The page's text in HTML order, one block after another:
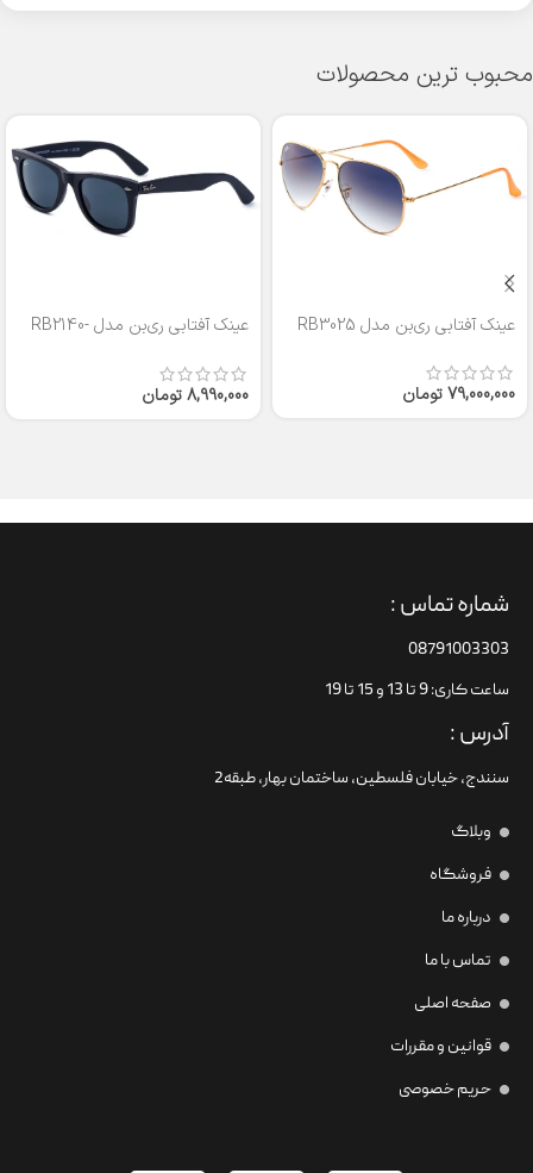
محبوب ترین محصولات
عینک آفتابی ری‌بن مدل RB3025
79,000,000تومان
عینک آفتابی ری‌بن مدل RB2140-
8,990,000تومان
شماره تماس :
08791003303
ساعت کاری: 9 تا 13 و 15 تا 19
آدرس :
سنندج، خیابان فلسطین،‌ ساختمان بهار، طبقه2
وبلاگ
فروشگاه
درباره ما
تماس با ما
صفحه اصلی
قوانین و مقررات
حریم خصوصی